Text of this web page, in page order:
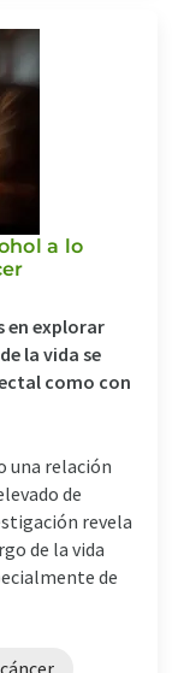
a lo
en explorar
la vida se
como con
una relación
de
revela
de la vida
de
cáncer